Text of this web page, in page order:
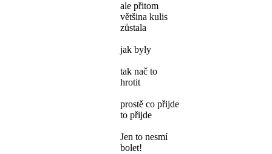
ale přitom
většina kulis
zůstala
jak byly
tak nač to
hrotit
prostě co přijde
to přijde
Jen to nesmí
bolet!